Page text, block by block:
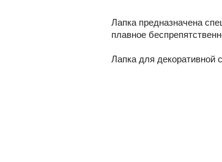
Лапка предназначена
плавное
Лапка для декоративной